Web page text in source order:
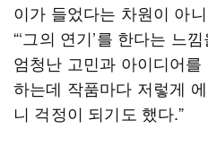
이가 들었다는 차원이 아
“‘그의 연기’를 한다는 느
엄청난 고민과 아이디어
하는데 작품마다 저렇게
니 걱정이 되기도 했다.”